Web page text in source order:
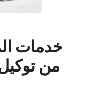
خدمات
من